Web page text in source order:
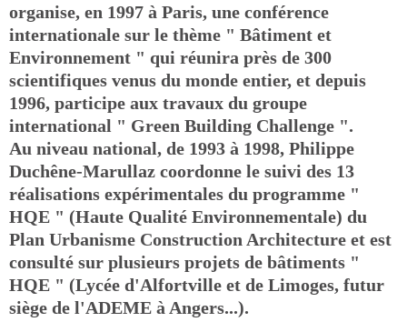
organise, en 1997 à Paris, une conférence
internationale sur le thème " Bâtiment et
Environnement " qui réunira près de 300
scientifiques venus du monde entier, et depuis
1996, participe aux travaux du groupe
international " Green Building Challenge ".
Au niveau national, de 1993 à 1998, Philippe
Duchêne-Marullaz coordonne le suivi des 13
réalisations expérimentales du programme "
HQE " (Haute Qualité Environnementale) du
Plan Urbanisme Construction Architecture et est
consulté sur plusieurs projets de bâtiments "
HQE " (Lycée d'Alfortville et de Limoges, futur
siège de l'ADEME à Angers...).